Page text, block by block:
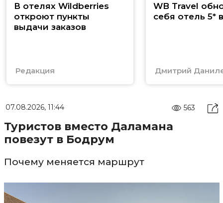
В отелях Wildberries
откроют пункты
выдачи заказов
Редакция
WB Travel
себя отель 5*
Дмитрий
07.08.2026, 11:44 563
Туристов вместо Даламана
повезут в Бодрум
Почему меняется маршрут